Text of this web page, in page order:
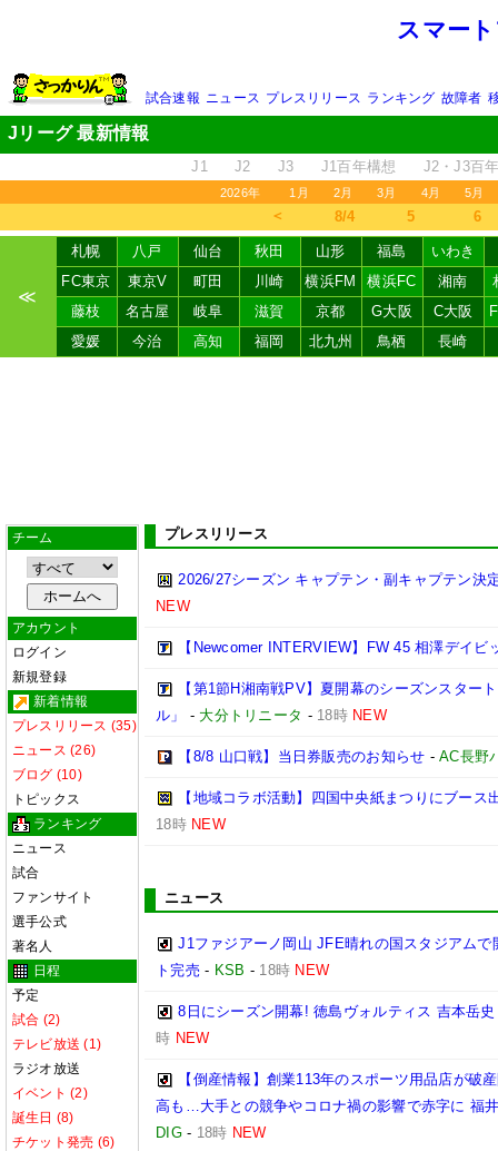
スマー
試合速報 ニュース プレスリリース ランキング 故障者
Jリーグ 最新情報
J1 J2 J3 J1百年構想 J2・J3百
2026年 1月 2月 3月 4月 5月
＜ 8/4 5 6
≪
札幌 八戸 仙台 秋田 山形 福島
いわき
FC東京
東京V 町田 川崎 横浜FM 横浜FC 湘南
藤枝
名古屋 岐阜 滋賀 京都 G大阪 C大阪
愛媛
今治 高知 福岡 北九州 鳥栖 長崎
チーム
アカウント
ログイン
新規登録
新着情報
プレスリリース (35)
ニュース (26)
ブログ (10)
トピックス
ランキング
ニュース
試合
ファンサイト
選手公式
著名人
日程
予定
試合 (2)
テレビ放送 (1)
ラジオ放送
イベント (2)
誕生日 (8)
チケット発売 (6)
プレスリリース
2026/27シーズン キャプテン・副キャプテン決
NEW
【Newcomer INTERVIEW】FW 45 相澤デイビ
【第1節H湘南戦PV】夏開幕のシーズンスター
ル」
- 大分トリニータ - 18時 NEW
【8/8 山口戦】当日券販売のお知らせ -AC長野
【地域コラボ活動】四国中央紙まつりにブー
18時 NEW
ニュース
J1ファジアーノ岡山 JFE晴れの国スタジアム
ト完売 - KSB - 18時 NEW
8日にシーズン開幕! 徳島ヴォルティス 吉本岳
時 NEW
【倒産情報】創業113年のスポーツ用品店が破
高も…大手との競争やコロナ禍の影響で赤字に 福
DIG- 18時 NEW